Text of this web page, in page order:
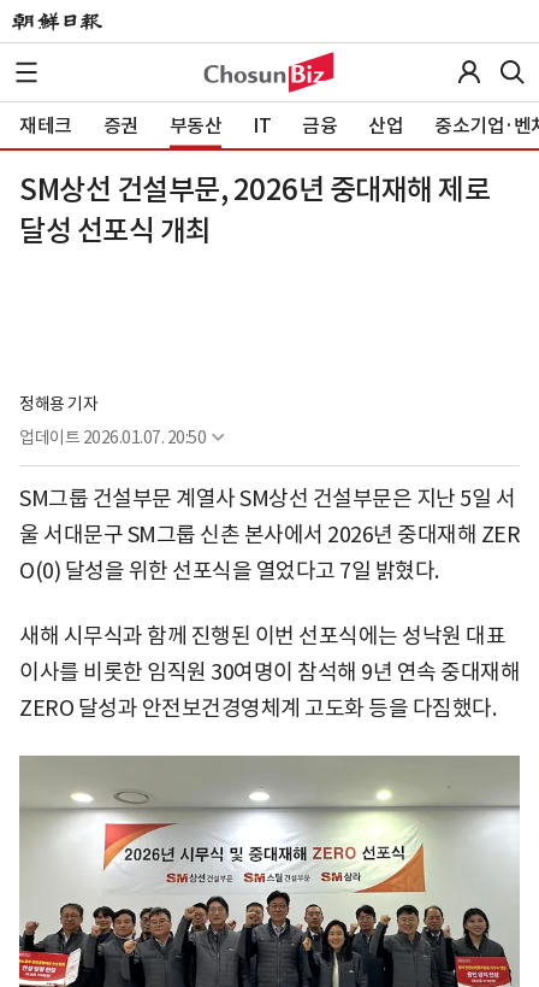
재테크 증권 부동산 IT 금융 산업 중소기업·벤
SM상선 건설부문, 2026년 중대재해 제로
달성 선포식 개최
정해용 기자
업데이트 2026.01.07. 20:50
SM그룹 건설부문 계열사 SM상선 건설부문은 지난 5일 서
울 서대문구 SM그룹 신촌 본사에서 2026년 중대재해 ZER
O(0) 달성을 위한 선포식을 열었다고 7일 밝혔다.
새해 시무식과 함께 진행된 이번 선포식에는 성낙원 대표
이사를 비롯한 임직원 30여명이 참석해 9년 연속 중대재해
ZERO 달성과 안전보건경영체계 고도화 등을 다짐했다.